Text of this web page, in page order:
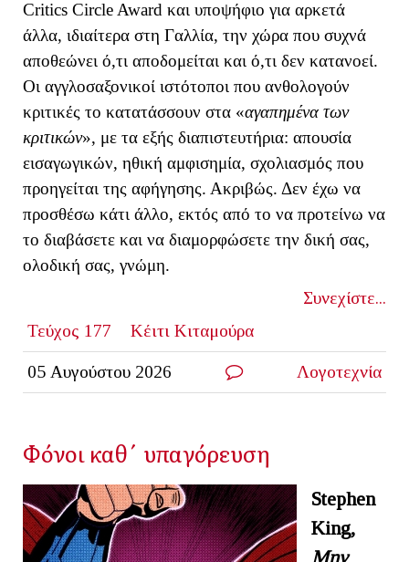
Critics Circle Award και υποψήφιο για αρκετά
άλλα, ιδιαίτερα στη Γαλλία, την χώρα που συχνά
αποθεώνει ό,τι αποδομείται και ό,τι δεν κατανοεί.
Οι αγγλοσαξονικοί ιστότοποι που ανθολογούν
κριτικές το κατατάσσουν στα «αγαπημένα των
κριτικών», με τα εξής διαπιστευτήρια: απουσία
εισαγωγικών, ηθική αμφισημία, σχολιασμός που
προηγείται της αφήγησης. Ακριβώς. Δεν έχω να
προσθέσω κάτι άλλο, εκτός από το να προτείνω να
το διαβάσετε και να διαμορφώσετε την δική σας,
ολοδική σας, γνώμη.
Συνεχίστε...
Τεύχος 177
Κέιτι Κιταμούρα
05 Αυγούστου 2026 Λογοτεχνία
Φόνοι καθ΄ υπαγόρευση
Stephen
King,
Μην